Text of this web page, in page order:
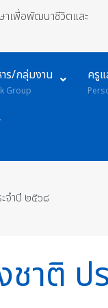
าเพื่อพัฒนาชีวิตและ
ร/กลุ่มงาน
Group
ครู
จำปี ๒๕๖๘
าติ ป